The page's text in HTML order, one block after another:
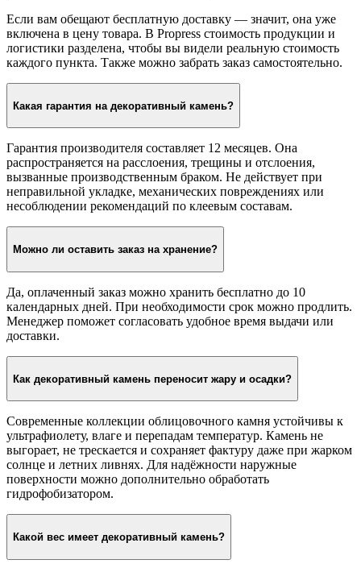
Менеджер рассчитает цену индивидуально и зафиксирует её в
договоре. По Краснодару доставка занимает 1–2 дня.
Бесплатная доставка — это правда?
Если вам обещают бесплатную доставку — значит, она уже
логистики разделена, чтобы вы видели реальную стоимость
каждого пункта. Также можно забрать заказ самостоятельно.
Какая гарантия на декоративный камень?
Гарантия производителя составляет 12 месяцев. Она
распространяется на расслоения, трещины и отслоения,
неправильной укладке, механических повреждениях или
несоблюдении рекомендаций по клеевым составам.
Можно ли оставить заказ на хранение?
Да, оплаченный заказ можно хранить бесплатно до 10
Менеджер поможет согласовать удобное время выдачи или
доставки.
Как декоративный камень переносит жару и осадки?
ультрафиолету, влаге и перепадам температур. Камень не
выгорает, не трескается и сохраняет фактуру даже при жарком